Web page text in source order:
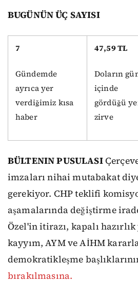
BUGÜNÜN ÜÇ SAYISI
7
Gündemde
ayrıca yer
verdiğimiz kısa
haber
47,59 TL
Doların
içinde
gördüğü
zirve
BÜLTENIN PUSULASI
imzaları nihai mutabakat
gerekiyor. CHP teklifi
aşamalarında değiştirme
Özel'in itirazı, kapalı
kayyım, AYM ve AİHM
demokratikleşme
bırakılmasına.